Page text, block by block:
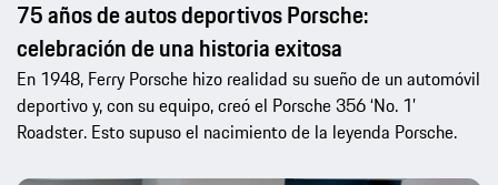
75 años de autos deportivos Porsche:
celebración de una historia exitosa
En 1948, Ferry Porsche hizo realidad su sueño de un automóvil
deportivo y, con su equipo, creó el Porsche 356 ‘No. 1’
Roadster. Esto supuso el nacimiento de la leyenda Porsche.